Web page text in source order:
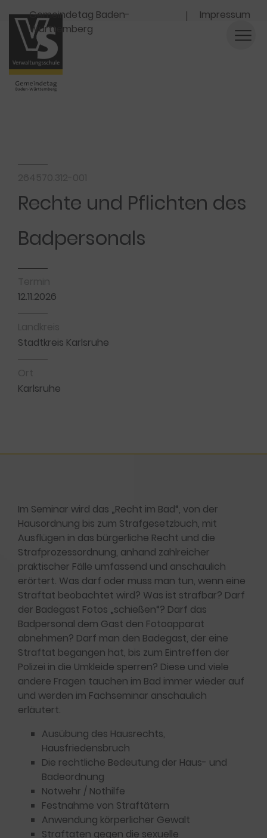
Navigation
Gemeindetag Baden-
Württemberg
Impressum
Rechte und Pflichten des
Badpersonals
12.11.2026
Stadtkreis Karlsruhe
Karlsruhe
Im Seminar wird das „Recht im Bad“, von der
Hausordnung bis zum Strafgesetzbuch, mit
Ausflügen in das bürgerliche Recht und die
Strafprozessordnung, anhand zahlreicher
praktischer Fälle umfassend und anschaulich
erörtert. Was darf oder muss man tun, wenn eine
Straftat beobachtet wird? Was ist strafbar? Darf
der Badegast Fotos „schießen“? Darf das
Badpersonal dem Gast den Fotoapparat
abnehmen? Darf man den Badegast, der eine
Straftat begangen hat, bis zum Eintreffen der
Polizei in die Umkleide sperren? Diese und viele
andere Fragen tauchen im Bad immer wieder auf
und werden im Fachseminar anschaulich
erläutert.
Ausübung des Hausrechts,
Hausfriedensbruch
Die rechtliche Bedeutung der Haus- und
Badeordnung
Notwehr / Nothilfe
Festnahme von Straftätern
Anwendung körperlicher Gewalt
Straftaten gegen die sexuelle